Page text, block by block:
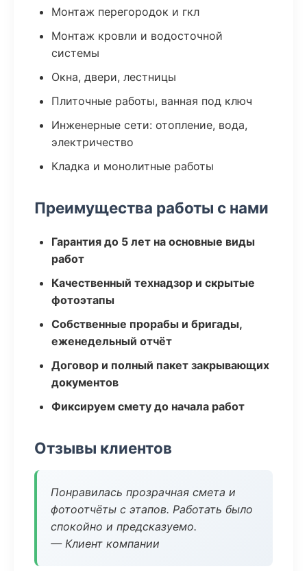
Монтаж перегородок и гкл
Монтаж кровли и водосточной
системы
Окна, двери, лестницы
Плиточные работы, ванная под ключ
Инженерные сети: отопление, вода,
электричество
Кладка и монолитные работы
Преимущества работы с нами
Гарантия до 5 лет на основные виды
работ
Качественный технадзор и скрытые
фотоэтапы
Собственные прорабы и бригады,
еженедельный отчёт
Договор и полный пакет закрывающих
документов
Фиксируем смету до начала работ
Отзывы клиентов
Понравилась прозрачная смета и
фотоотчёты с этапов. Работать было
спокойно и предсказуемо.
— Клиент компании